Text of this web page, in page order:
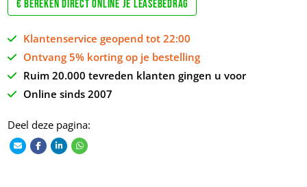
€ Bereken direct online je leasebedrag
Klantenservice geopend tot 22:00
Ontvang 5% korting op je bestelling
Ruim 20.000 tevreden klanten gingen u voor
Online sinds 2007
Deel deze pagina: